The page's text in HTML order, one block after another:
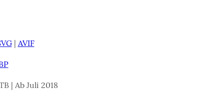
| AVIF
| Ab Juli 2018